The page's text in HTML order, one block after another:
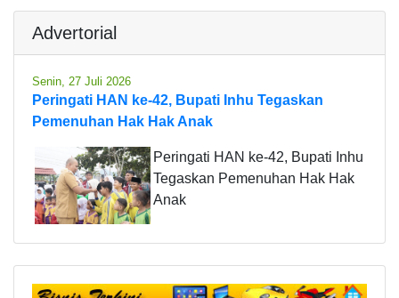
Advertorial
Senin, 27 Juli 2026
Peringati HAN ke-42, Bupati Inhu Tegaskan
Pemenuhan Hak Hak Anak
Peringati HAN ke-42, Bupati Inhu
Tegaskan Pemenuhan Hak Hak
Anak